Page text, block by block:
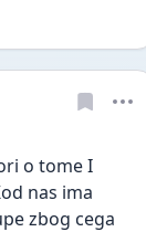
o tome I
nas ima
zbog cega